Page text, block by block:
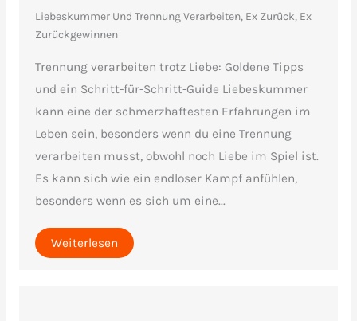
Liebeskummer Und Trennung Verarbeiten, Ex Zurück, Ex
Zurückgewinnen
Trennung verarbeiten trotz Liebe: Goldene Tipps
und ein Schritt-für-Schritt-Guide Liebeskummer
kann eine der schmerzhaftesten Erfahrungen im
Leben sein, besonders wenn du eine Trennung
verarbeiten musst, obwohl noch Liebe im Spiel ist.
Es kann sich wie ein endloser Kampf anfühlen,
besonders wenn es sich um eine...
Weiterlesen